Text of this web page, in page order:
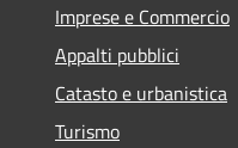
Imprese e Commercio
Appalti pubblici
Catasto e urbanistica
Turismo